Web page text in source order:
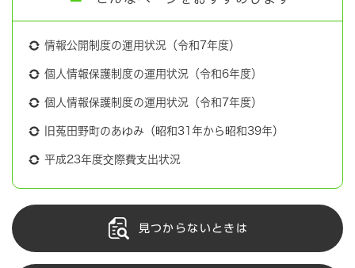
情報公開制度の運用状況（令和7年度）
個人情報保護制度の運用状況（令和6年度）
個人情報保護制度の運用状況（令和7年度）
旧菟田野町のあゆみ（昭和31年から昭和39年）
平成23年度交際費支出状況
見つからないときは